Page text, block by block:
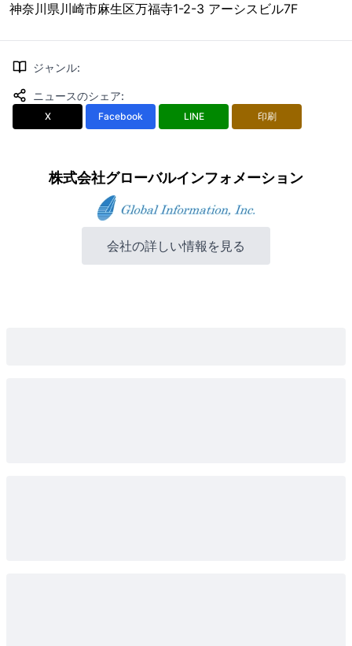
神奈川県川崎市麻生区万福寺1-2-3 アーシスビル7F
ジャンル:
ニュースのシェア:
X Facebook LINE 印刷
株式会社グローバルインフォメーション
会社の詳しい情報を見る